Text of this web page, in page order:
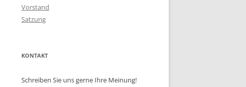
Vorstand
Satzung
KONTAKT
Schreiben Sie uns gerne Ihre Meinung!